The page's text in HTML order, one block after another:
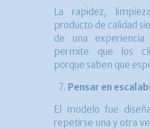
La rapidez,
producto de calidad
de una
permite que los
porque saben que
Pensar en
El modelo fue
repetirse una y otra